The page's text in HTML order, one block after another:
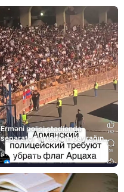
Erməni polisi stadionda
separatçı “Artsax”ın bayrağını
müsadirə etdi və…
8 Avq • 08:39